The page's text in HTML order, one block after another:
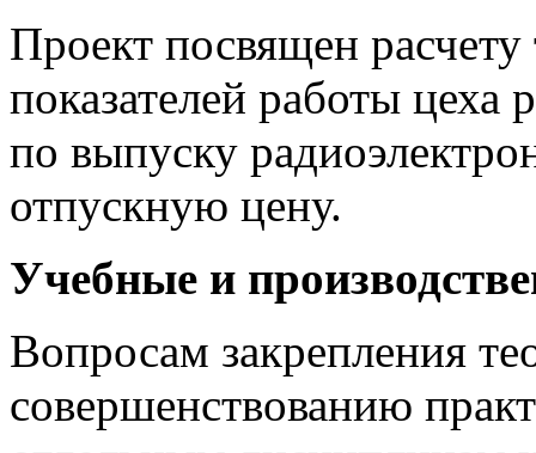
Проект посвящен
показателей работы цеха
по выпуску
отпускную цену.
Учебные и
Вопросам закрепления
совершенствованию